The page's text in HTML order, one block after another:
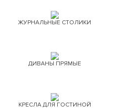
ЖУРНАЛЬНЫЕ СТОЛИКИ
ДИВАНЫ ПРЯМЫЕ
КРЕСЛА ДЛЯ ГОСТИНОЙ